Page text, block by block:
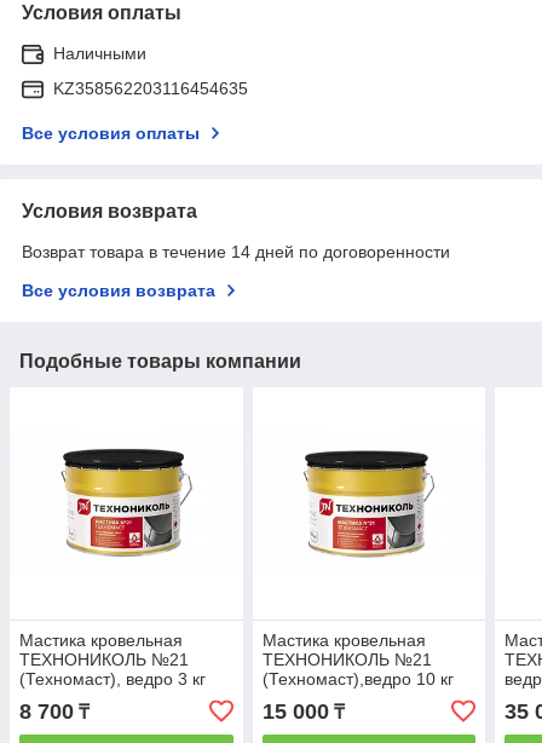
Условия оплаты
Наличными
KZ358562203116454635
Все условия оплаты
Условия возврата
Возврат товара в течение 14 дней по договоренности
Все условия возврата
Подобные товары компании
Мастика кровельная
ТЕХНОНИКОЛЬ №21
(Техномаст), ведро 3 кг
8 700 ₸
Мастика кровельная
ТЕХНОНИКОЛЬ №21
(Техномаст),ведро 10 кг
15 000₸ 35